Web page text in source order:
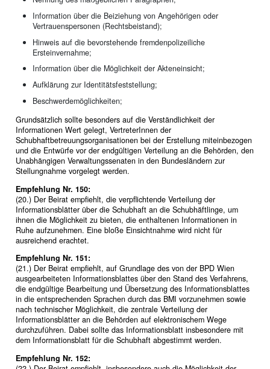
Information über die Beiziehung von Angehörigen oder
Vertrauenspersonen (Rechtsbeistand);
Hinweis auf die bevorstehende fremdenpolizeiliche
Ersteinvernahme;
Information über die Möglichkeit der Akteneinsicht;
Aufklärung zur Identitätsfeststellung;
Beschwerdemöglichkeiten;
Grundsätzlich sollte besonders auf die Verständlichkeit der
Informationen Wert gelegt, VertreterInnen der
Schubhaftbetreuungsorganisationen bei der Erstellung miteinbezogen
und die Entwürfe vor der endgültigen Verteilung an die Behörden, den
Unabhängigen Verwaltungssenaten in den Bundesländern zur
Stellungnahme vorgelegt werden.
Empfehlung Nr. 150:
(20.) Der Beirat empfiehlt, die verpflichtende Verteilung der
Informationsblätter über die Schubhaft an die Schubhäftlinge, um
ihnen die Möglichkeit zu bieten, die enthaltenen Informationen in
Ruhe aufzunehmen. Eine bloße Einsichtnahme wird nicht für
ausreichend erachtet.
Empfehlung Nr. 151:
(21.) Der Beirat empfiehlt, auf Grundlage des von der BPD Wien
ausgearbeiteten Informationsblattes über den Stand des Verfahrens,
die endgültige Bearbeitung und Übersetzung des Informationsblattes
in die entsprechenden Sprachen durch das BMI vorzunehmen sowie
nach technischer Möglichkeit, die zentrale Verteilung der
Informationsblätter an die Behörden auf elektronischem Wege
durchzuführen. Dabei sollte das Informationsblatt insbesondere mit
dem Informationsblatt für die Schubhaft abgestimmt werden.
Empfehlung Nr. 152: